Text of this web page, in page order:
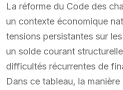
La réforme du Code des
un contexte économique
tensions persistantes sur
un solde courant
difficultés récurrentes de
Dans ce tableau, la